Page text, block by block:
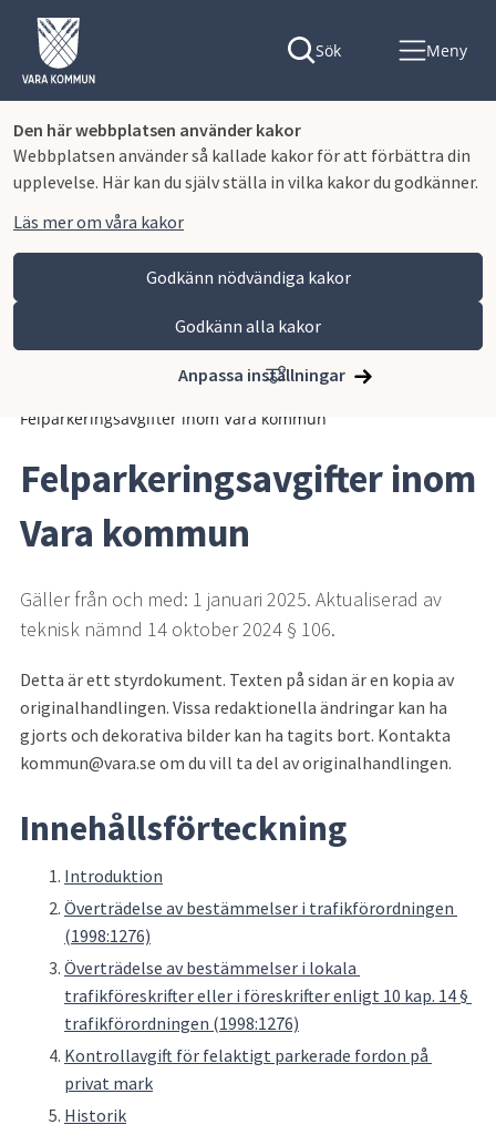
Den här webbplatsen använder kakor
Webbplatsen använder så kallade kakor för att förbättra din
upplevelse. Här kan du själv ställa in vilka kakor du godkänner.
Läs mer om våra kakor
Godkänn nödvändiga kakor
Godkänn alla kakor
Anpassa inställningar
Sök Meny
Vara kommun
Kommun och politik
Vår organisation och verksamhet
Felparkeringsavgifter inom Vara kommun
Felparkeringsavgifter inom
Vara kommun
Gäller från och med: 1 januari 2025. Aktualiserad av
teknisk nämnd 14 oktober 2024 § 106.
Detta är ett styrdokument. Texten på sidan är en kopia av
originalhandlingen. Vissa redaktionella ändringar kan ha
gjorts och dekorativa bilder kan ha tagits bort. Kontakta
kommun@vara.se om du vill ta del av originalhandlingen.
Innehållsförteckning
Introduktion
Överträdelse av bestämmelser i trafikförordningen
(1998:1276)
Överträdelse av bestämmelser i lokala
trafikföreskrifter eller i föreskrifter enligt 10 kap. 14 §
trafikförordningen (1998:1276)
Kontrollavgift för felaktigt parkerade fordon på
privat mark
Historik